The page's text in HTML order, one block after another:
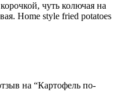
чуть колючая на
Home style fried potatoes
на “Картофель по-